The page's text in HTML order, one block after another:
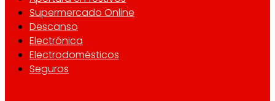
Supermercado Online
Descanso
Electrónica
Electrodomésticos
Seguros